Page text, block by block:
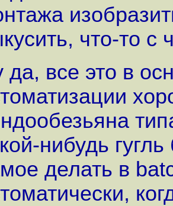
что-то с
да, все это в
нибудь
делать в